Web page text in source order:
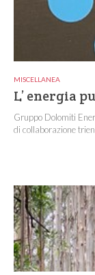
MISCELLANEA
L’ energia
Gruppo Dolomiti
di collaborazione